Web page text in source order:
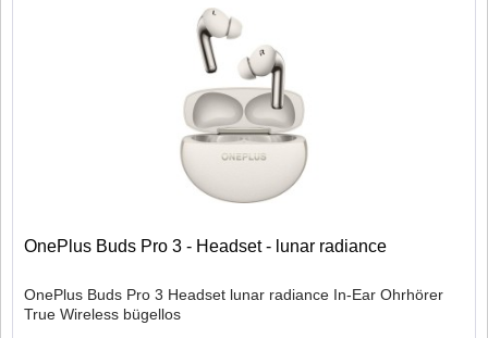
OnePlus Buds Pro 3 - Headset - lunar radiance
OnePlus Buds Pro 3 Headset lunar radiance In-Ear Ohrhörer
True Wireless bügellos